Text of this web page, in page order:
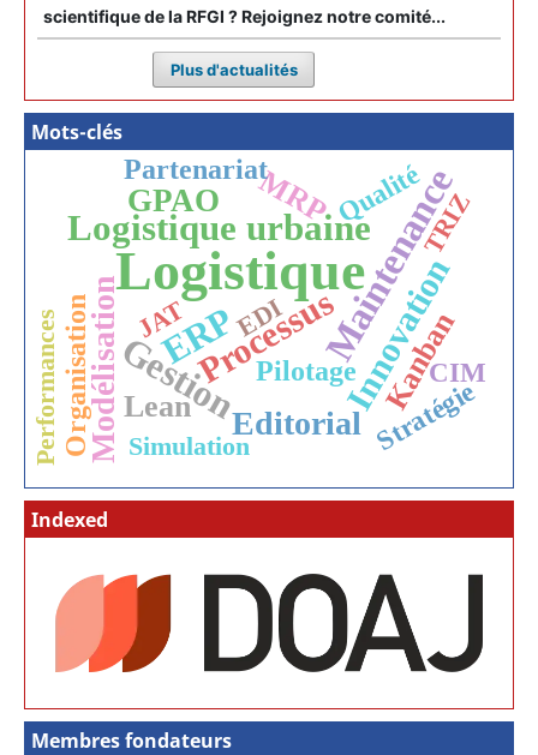
scientifique de la RFGI ? Rejoignez notre comité...
Plus d'actualités
Mots-clés
LogistiqueMaintenance
Gestion
ERP
Logistique urbaine
ProcessusInnovation
Editorial
Modélisation
GPAO
Kanban
MRP
Lean
Organisation
Partenariat
Pilotage CIM
Stratégie
Qualité
Simulation
TRIZ
Performances EDI
JAT
Indexed
Membres fondateurs